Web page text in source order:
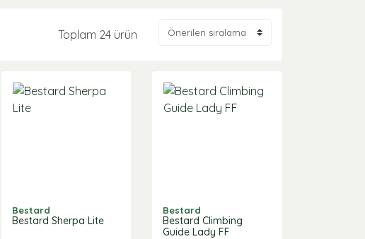
Toplam 24 ürün
Bestard
Bestard Sherpa Lite
Bestard
Bestard Climbing
Guide Lady FF